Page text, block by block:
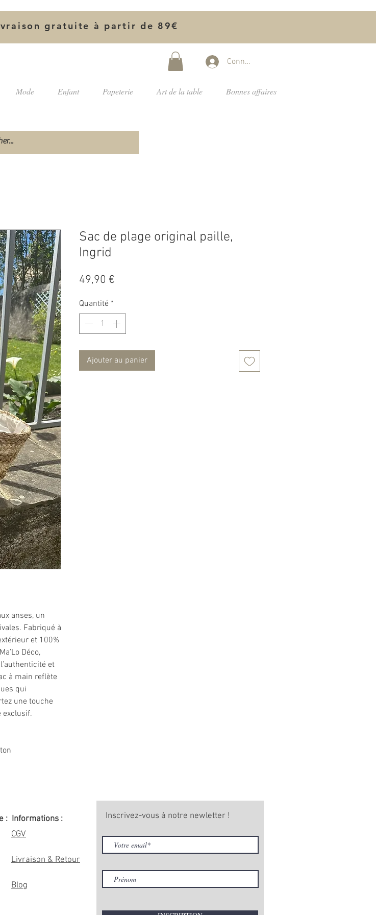
gratuite à partir de 89€
Connectez-vous
Mode Enfant Papeterie Art de la table Bonnes affaires
anses, un
Fabriqué à
et 100%
Déco,
et
à main reflète
qui
une touche
exclusif.
Sac de plage original paille,
Ingrid
49,90 €
Quantité *
Ajouter au panier
: Informations :
CGV
Livraison & Retour
Blog
Inscrivez-vous à notre newletter !